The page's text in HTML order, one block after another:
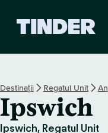
T
d
Destinații Regatul Unit
Ipswich
Ipswich, Regatul Unit